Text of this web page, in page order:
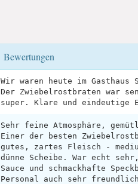
Bewertungen
Wir waren heute im Gasthaus
Der Zwiebelrostbraten war
super. Klare und eindeutige
Sehr feine Atmosphäre,
Einer der besten
gutes, zartes Fleisch -
dünne Scheibe. War echt
Sauce und schmackhafte
Personal auch sehr